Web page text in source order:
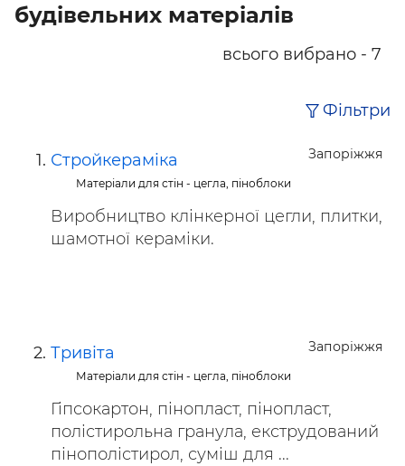
будівельних матеріалів
всього вибрано - 7
Фільтри
Запоріжжя
Стройкераміка
Матеріали для стін - цегла, піноблоки
Виробництво клінкерної цегли, плитки,
шамотної кераміки.
Запоріжжя
Тривіта
Матеріали для стін - цегла, піноблоки
Гіпсокартон, пінопласт, пінопласт,
полістирольна гранула, екструдований
пінополістирол, суміш для ...